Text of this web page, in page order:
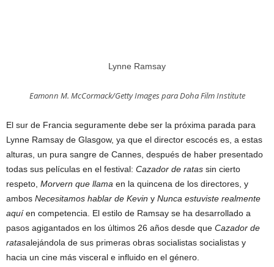
Lynne Ramsay
Eamonn M. McCormack/Getty Images para Doha Film Institute
El sur de Francia seguramente debe ser la próxima parada para
Lynne Ramsay de Glasgow, ya que el director escocés es, a estas
alturas, un pura sangre de Cannes, después de haber presentado
todas sus películas en el festival: Cazador de ratas sin cierto
respeto, Morvern que llama en la quincena de los directores, y
ambos Necesitamos hablar de Kevin y Nunca estuviste realmente
aquíen competencia. El estilo de Ramsay se ha desarrollado a
pasos agigantados en los últimos 26 años desde que Cazador de
ratasalejándola de sus primeras obras socialistas socialistas y
hacia un cine más visceral e influido en el género.